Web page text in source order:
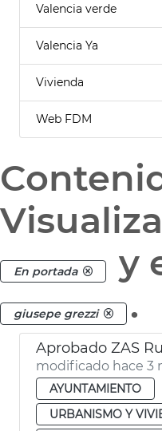
Valencia verde
Valencia Ya
Vivienda
Web FDM
En portada y
giusepe grezzi .
Aprobado ZAS
modificado hace 3
AYUNTAMIENTO
URBANISMO Y